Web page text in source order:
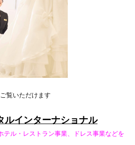
覧いただけます
インターナショナル
テル・レストラン事業、ドレス事業などを